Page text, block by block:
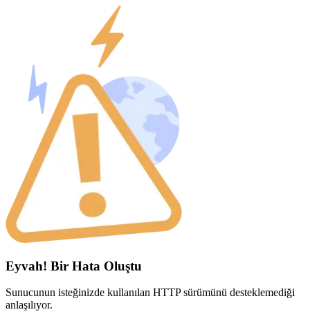
Eyvah! Bir Hata Oluştu
Sunucunun isteğinizde kullanılan HTTP sürümünü desteklemediği
anlaşılıyor.